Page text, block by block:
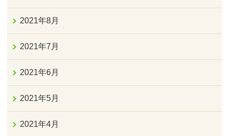
2021年8月
2021年7月
2021年6月
2021年5月
2021年4月